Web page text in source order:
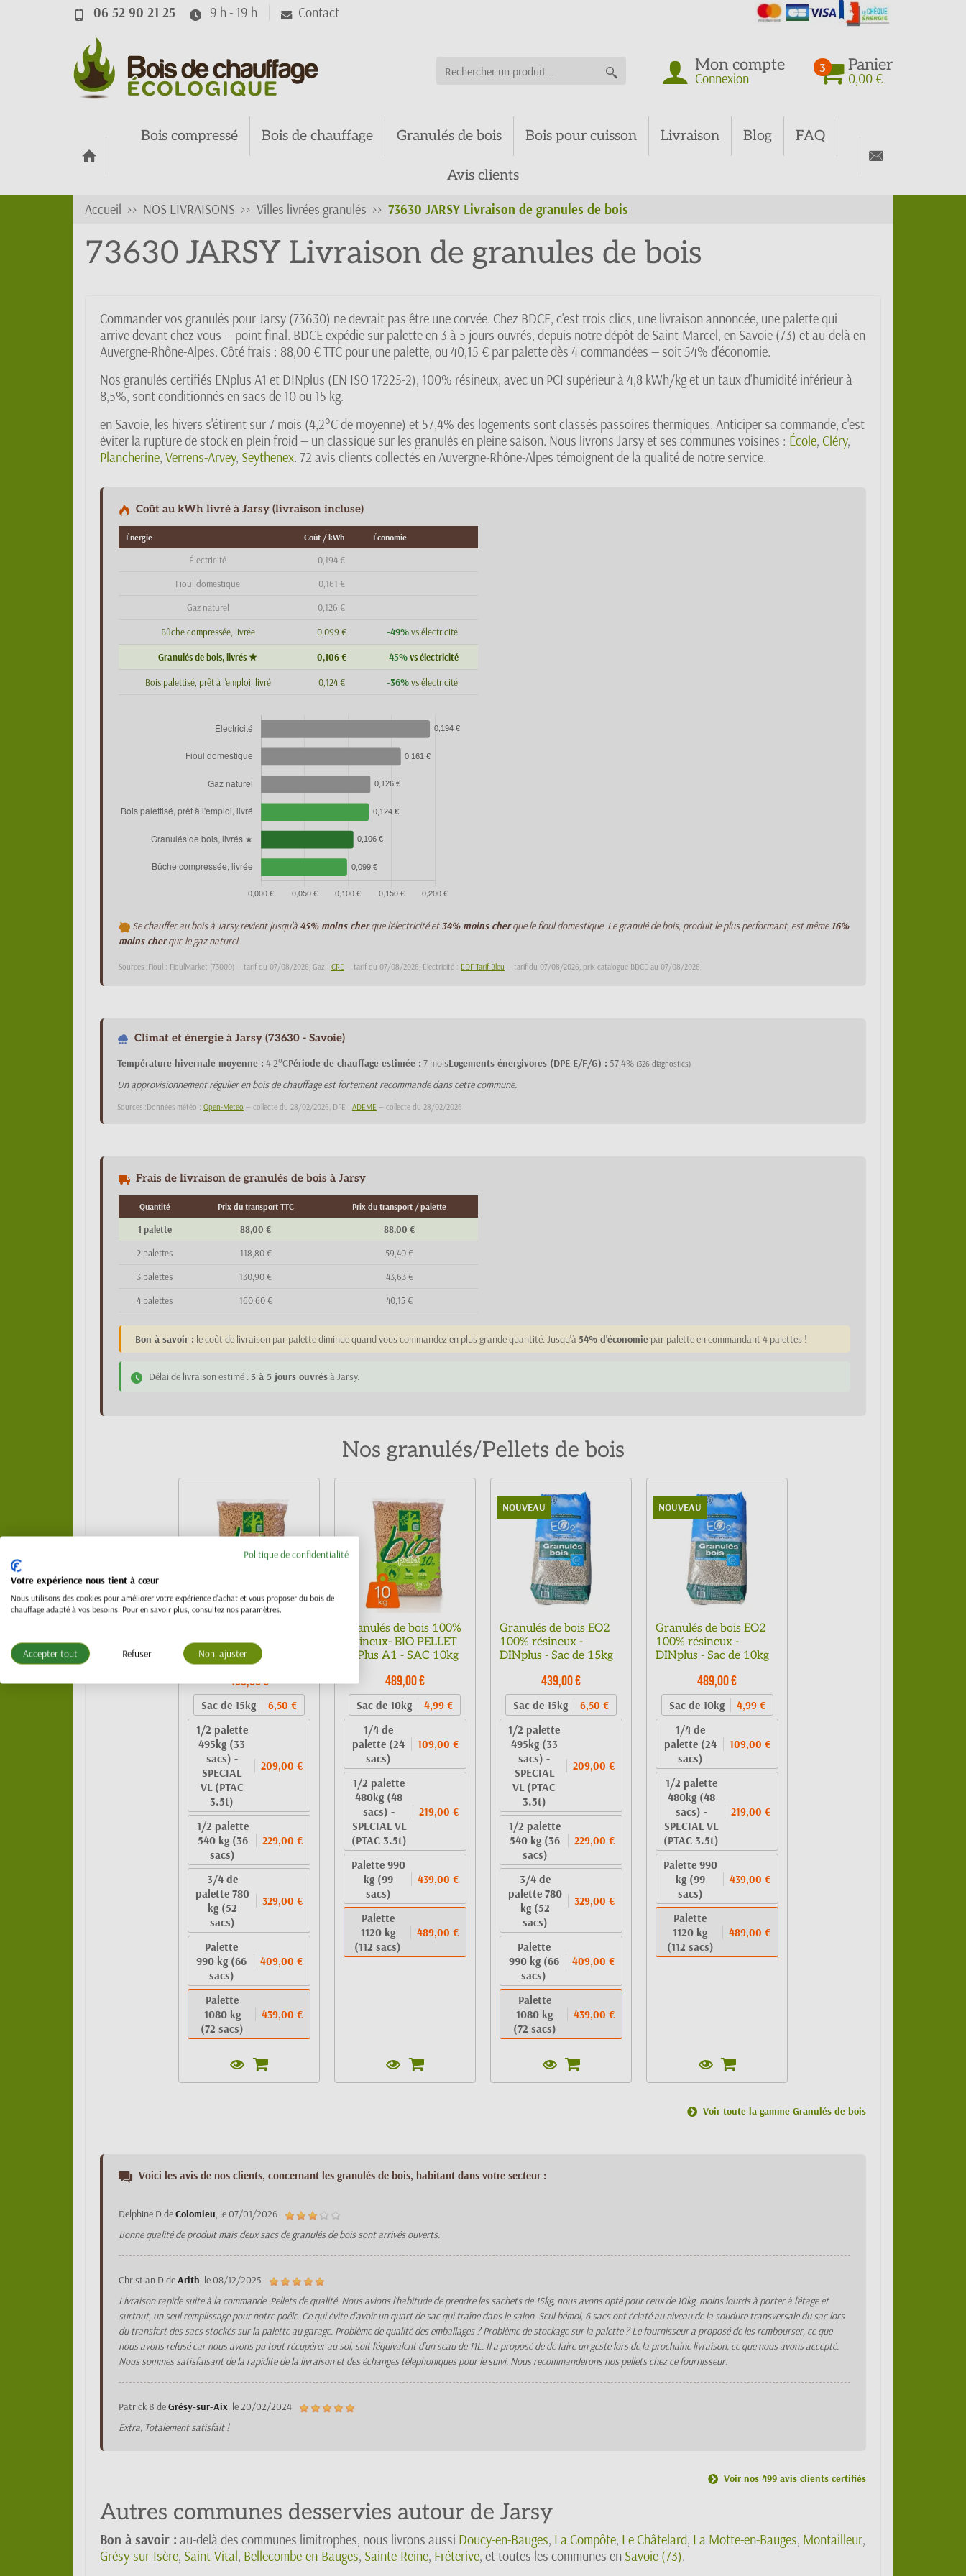
06 52 90 21 25 9 h - 19 h Contact
Mon compte
Connexion
3 Panier
0,00 €
Bois compressé Bois de chauffage Granulés de bois Bois pour cuisson Livraison Blog FAQ
Avis clients
Accueil NOS LIVRAISONS Villes livrées granulés 73630 JARSY Livraison de granules de bois
73630 JARSY Livraison de granules de bois
Commander vos granulés pour Jarsy (73630) ne devrait pas être une corvée. Chez BDCE, c'est trois clics, une livraison annoncée, une palette qui
arrive devant chez vous — point final. BDCE expédie sur palette en 3 à 5 jours ouvrés, depuis notre dépôt de Saint-Marcel, en Savoie (73) et au-delà en
Auvergne-Rhône-Alpes. Côté frais : 88,00 € TTC pour une palette, ou 40,15 € par palette dès 4 commandées — soit 54% d'économie.
Nos granulés certifiés ENplus A1 et DINplus (EN ISO 17225-2), 100% résineux, avec un PCI supérieur à 4,8 kWh/kg et un taux d'humidité inférieur à
8,5%, sont conditionnés en sacs de 10 ou 15 kg.
en Savoie, les hivers s'étirent sur 7 mois (4,2°C de moyenne) et 57,4% des logements sont classés passoires thermiques. Anticiper sa commande, c'est
éviter la rupture de stock en plein froid — un classique sur les granulés en pleine saison. Nous livrons Jarsy et ses communes voisines : École, Cléry,
Plancherine, Verrens-Arvey, Seythenex. 72 avis clients collectés en Auvergne-Rhône-Alpes témoignent de la qualité de notre service.
Coût au kWh livré à Jarsy (livraison incluse)
Énergie Coût / kWh Économie
Électricité 0,194 €
Fioul domestique 0,161 €
Gaz naturel 0,126 €
Bûche compressée, livrée 0,099 € -49%vs électricité
Granulés de bois, livrés ★ 0,106 € -45%vs électricité
Bois palettisé, prêt à l'emploi, livré 0,124 € -36%vs électricité
Se chauffer au bois à Jarsy revient jusqu'à 45% moins cherque l'électricité et34% moins cherque le fioul domestique. Le granulé de bois, produit le plus performant, est même 16%
moins cherque le gaz naturel.
Sources :Fioul : FioulMarket (73000) — tarif du 07/08/2026, Gaz : CRE — tarif du 07/08/2026, Électricité : EDF Tarif Bleu — tarif du 07/08/2026, prix catalogue BDCE au 07/08/2026
Climat et énergie à Jarsy (73630 - Savoie)
Température hivernale moyenne : 4,2°CPériode de chauffage estimée : 7 moisLogements énergivores (DPE E/F/G) : 57,4% (326 diagnostics)
Un approvisionnement régulier en bois de chauffage est fortement recommandé dans cette commune.
Sources :Données météo : Open-Meteo — collecte du 28/02/2026, DPE : ADEME — collecte du 28/02/2026
Frais de livraison de granulés de bois à Jarsy
Quantité Prix du transport TTC Prix du transport / palette
1 palette 88,00 € 88,00 €
2 palettes 118,80 € 59,40 €
3 palettes 130,90 € 43,63 €
4 palettes 160,60 € 40,15 €
Bon à savoir : le coût de livraison par palette diminue quand vous commandez en plus grande quantité. Jusqu'à54% d'économie par palette en commandant 4 palettes !
Délai de livraison estimé : 3 à 5 jours ouvrésà Jarsy.
Nos granulés/Pellets de bois
résineux- BIO PELLET
EnPlus A1 - SAC 15kg
439,00 €
Sac de 15kg 6,50 €
1/2 palette
495kg (33
sacs) -
SPECIAL
VL (PTAC
3.5t)
209,00 €
1/2 palette
540 kg (36
sacs)
229,00 €
3/4 de
palette 780
kg (52
sacs)
329,00 €
Palette
990 kg (66
sacs)
409,00 €
Palette
1080 kg
(72 sacs)
439,00 €
Granulés de bois 100%
résineux- BIO PELLET
EnPlus A1 - SAC 10kg
489,00 €
Sac de 10kg 4,99 €
1/4 de
palette (24
sacs)
109,00 €
1/2 palette
480kg (48
sacs) -
SPECIAL VL
(PTAC 3.5t)
219,00 €
Palette 990
kg (99
sacs)
439,00 €
Palette
1120 kg
(112 sacs)
489,00 €
NOUVEAU
Granulés de bois EO2
100% résineux -
DINplus - Sac de 15kg
439,00 €
Sac de 15kg 6,50 €
1/2 palette
495kg (33
sacs) -
SPECIAL
VL (PTAC
3.5t)
209,00 €
1/2 palette
540 kg (36
sacs)
229,00 €
3/4 de
palette 780
kg (52
sacs)
329,00 €
Palette
990 kg (66
sacs)
409,00 €
Palette
1080 kg
(72 sacs)
439,00 €
NOUVEAU
Granulés de bois EO2
100% résineux -
DINplus - Sac de 10kg
489,00 €
Sac de 10kg 4,99 €
1/4 de
palette (24
sacs)
109,00 €
1/2 palette
480kg (48
sacs) -
SPECIAL VL
(PTAC 3.5t)
219,00 €
Palette 990
kg (99
sacs)
439,00 €
Palette
1120 kg
(112 sacs)
489,00 €
Voir toute la gamme Granulés de bois
Voici les avis de nos clients, concernant les granulés de bois, habitant dans votre secteur :
Delphine DdeColomieu , le07/01/2026
Bonne qualité de produit mais deux sacs de granulés de bois sont arrivés ouverts.
Christian DdeArith , le08/12/2025
Livraison rapide suite à la commande. Pellets de qualité. Nous avions l'habitude de prendre les sachets de 15kg, nous avons opté pour ceux de 10kg, moins lourds à porter à l'étage et
surtout, un seul remplissage pour notre poêle. Ce qui évite d'avoir un quart de sac qui traîne dans le salon. Seul bémol, 6 sacs ont éclaté au niveau de la soudure transversale du sac lors
du transfert des sacs stockés sur la palette au garage. Problème de qualité des emballages ? Problème de stockage sur la palette ? Le fournisseur a proposé de les rembourser, ce que
nous avons refusé car nous avons pu tout récupérer au sol, soit l'équivalent d'un seau de 11L. Il a proposé de de faire un geste lors de la prochaine livraison, ce que nous avons accepté.
Nous sommes satisfaisant de la rapidité de la livraison et des échanges téléphoniques pour le suivi. Nous recommanderons nos pellets chez ce fournisseur.
Patrick B deGrésy-sur-Aix , le 20/02/2024
Extra, Totalement satisfait !
Voir nos 499 avis clients certifiés
Autres communes desservies autour de Jarsy
Bon à savoir : au-delà des communes limitrophes, nous livrons aussi Doucy-en-Bauges, La Compôte, Le Châtelard, La Motte-en-Bauges, Montailleur,
Grésy-sur-Isère, Saint-Vital, Bellecombe-en-Bauges, Sainte-Reine, Fréterive, et toutes les communes en Savoie (73).
Politique de confidentialité
Votre expérience nous tient à cœur
Nous utilisons des cookies pour améliorer votre expérience d'achat et vous proposer du bois de
chauffage adapté à vos besoins. Pour en savoir plus, consultez nos paramètres.
Accepter tout Refuser Non, ajuster